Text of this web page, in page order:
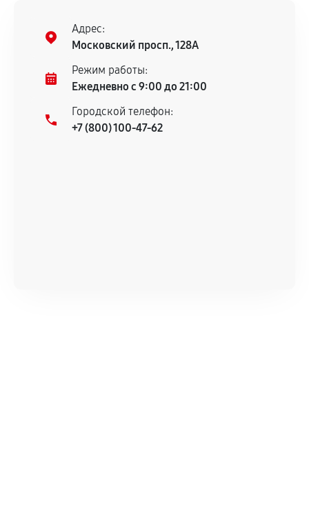
техническим параметрам и не имеют внешних
дефектов.
Установка была выполнена нашим сервисным
центром.
При этом гарантия на сами комплектующие
остается на стороне производителя или
продавца. За качество сторонних деталей
Адрес:
Московский просп., 128А
Режим работы:
Ежедневно с 9:00 до 21:00
Городской телефон:
+7 (800) 100-47-62